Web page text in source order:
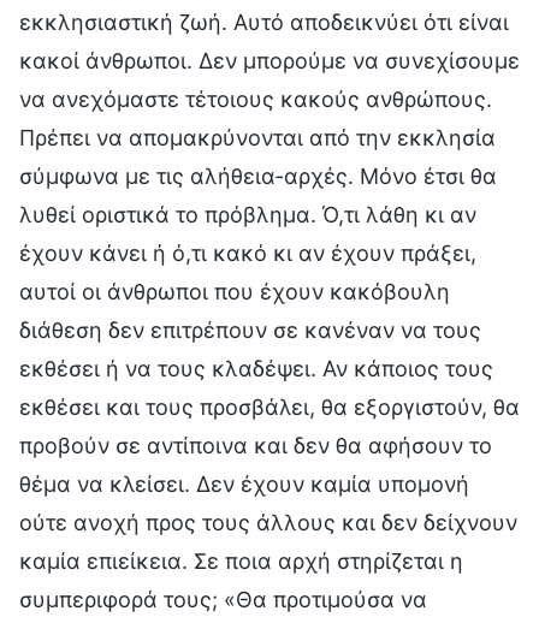
εκκλησιαστική ζωή. Αυτό αποδεικνύει ότι είναι
κακοί άνθρωποι. Δεν μπορούμε να συνεχίσουμε
να ανεχόμαστε τέτοιους κακούς ανθρώπους.
Πρέπει να απομακρύνονται από την εκκλησία
σύμφωνα με τις αλήθεια-αρχές. Μόνο έτσι θα
λυθεί οριστικά το πρόβλημα. Ό,τι λάθη κι αν
έχουν κάνει ή ό,τι κακό κι αν έχουν πράξει,
αυτοί οι άνθρωποι που έχουν κακόβουλη
διάθεση δεν επιτρέπουν σε κανέναν να τους
εκθέσει ή να τους κλαδέψει. Αν κάποιος τους
εκθέσει και τους προσβάλει, θα εξοργιστούν, θα
προβούν σε αντίποινα και δεν θα αφήσουν το
θέμα να κλείσει. Δεν έχουν καμία υπομονή
ούτε ανοχή προς τους άλλους και δεν δείχνουν
καμία επιείκεια. Σε ποια αρχή στηρίζεται η
συμπεριφορά τους; «Θα προτιμούσα να